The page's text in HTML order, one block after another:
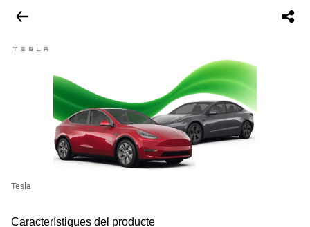
Tesla
Característiques del producte